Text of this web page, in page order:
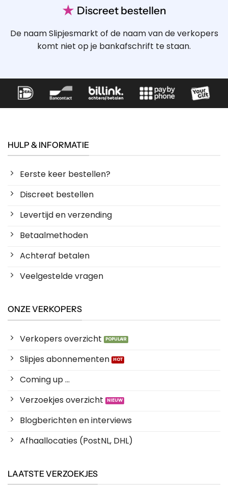
★ Discreet bestellen
De naam Slipjesmarkt of de naam van de verkopers
komt niet op je bankafschrift te staan.
HULP & INFORMATIE
Eerste keer bestellen?
Discreet bestellen
Levertijd en verzending
Betaalmethoden
Achteraf betalen
Veelgestelde vragen
ONZE VERKOPERS
Verkopers overzicht
Slipjes abonnementen
Coming up ...
Verzoekjes overzicht
Blogberichten en interviews
Afhaallocaties (PostNL, DHL)
LAATSTE VERZOEKJES